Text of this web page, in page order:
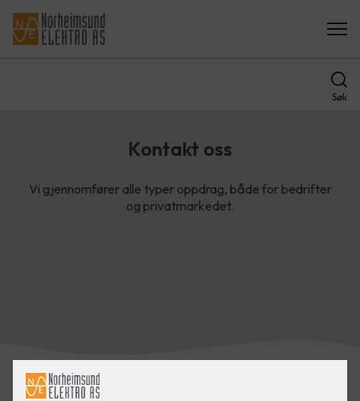
Søk
Kontakt oss
Vi gjennomfører alle typer oppdrag, både for bedrifter
og privatmarkedet.
Send inn din henvendelse